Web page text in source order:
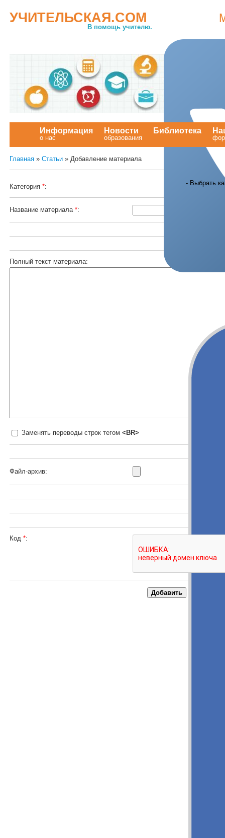
УЧИТЕЛЬСКАЯ.COM
В помощь учителю.
Информация
о нас
Новости
образования
Библиотека
Главная » Статьи » Добавление материала
Категория *:
Название материала *:
Полный текст материала:
Заменять переводы строк тегом <BR>
Файл-архив:
Код *: